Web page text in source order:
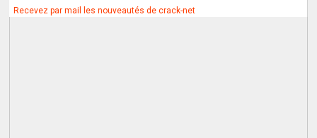
Recevez par mail les nouveautés de crack-net